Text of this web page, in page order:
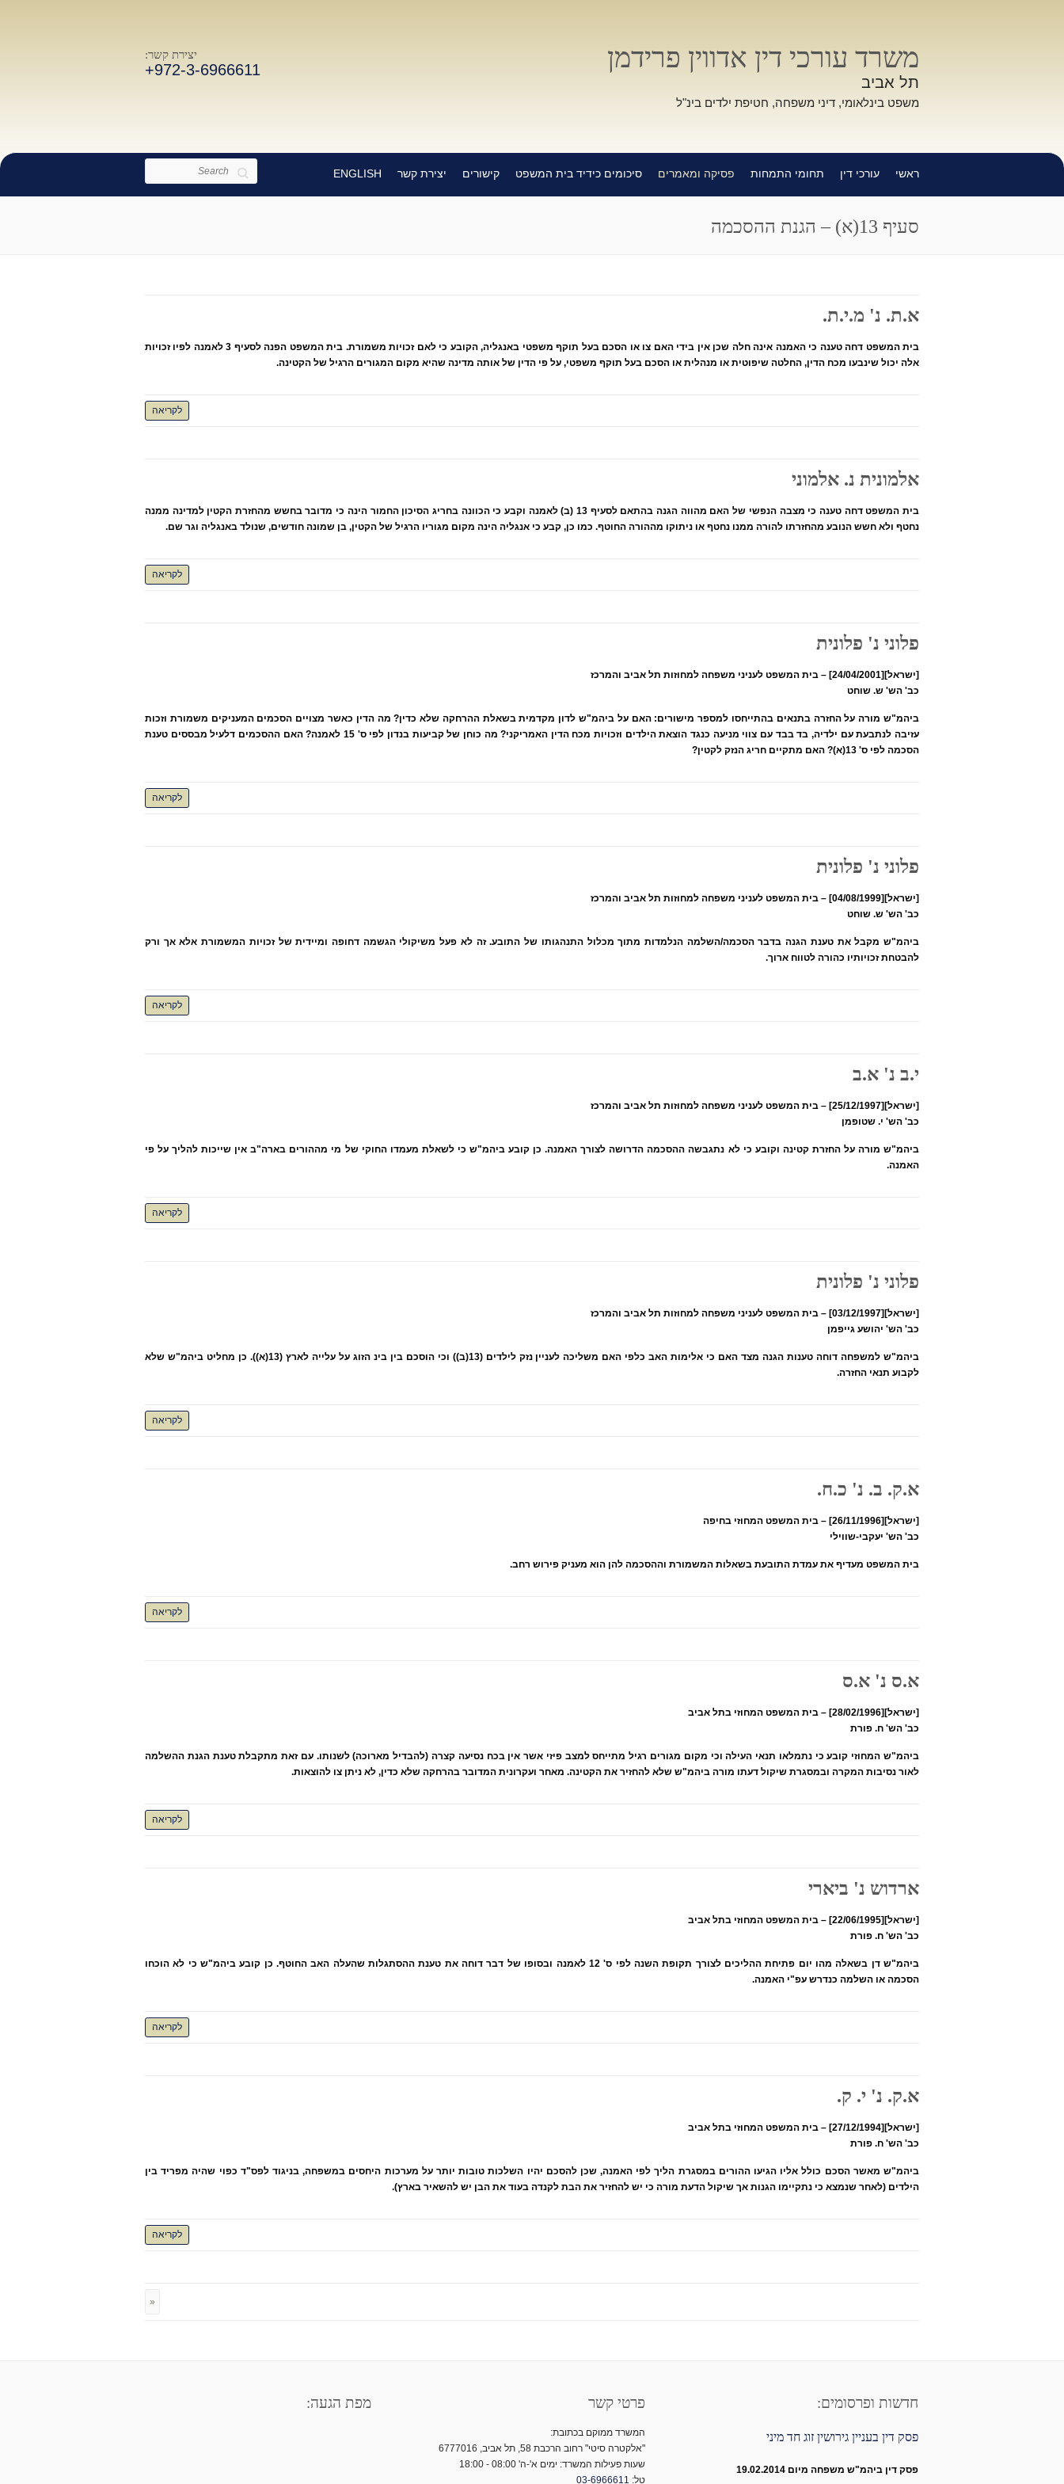
משרד עורכי דין אדווין פרידמן
תל אביב
משפט בינלאומי, דיני משפחה, חטיפת ילדים בינ"ל
יצירת קשר:
+972-3-6966611
Search
ראשי עורכי דין תחומי התמחות פסיקה ומאמרים סיכומים כידיד בית המשפט קישורים יצירת קשר ENGLISH
סעיף 13(א) – הגנת ההסכמה
א.ת. נ' מ.י.ת.
בית המשפט דחה טענה כי האמנה אינה חלה שכן אין בידי האם צו או הסכם בעל תוקף משפטי באנגליה, הקובע כי לאם זכויות משמורת. בית המשפט הפנה לסעיף 3 לאמנה לפיו זכויות
אלה יכול שינבעו מכח הדין, החלטה שיפוטית או מנהלית או הסכם בעל תוקף משפטי, על פי הדין של אותה מדינה שהיא מקום המגורים הרגיל של הקטינה.
לקריאה
אלמונית נ. אלמוני
בית המשפט דחה טענה כי מצבה הנפשי של האם מהווה הגנה בהתאם לסעיף 13 (ב) לאמנה וקבע כי הכוונה בחריג הסיכון החמור הינה כי מדובר בחשש מהחזרת הקטין למדינה ממנה
נחטף ולא חשש הנובע מהחזרתו להורה ממנו נחטף או ניתוקו מההורה החוטף. כמו כן, קבע כי אנגליה הינה מקום מגוריו הרגיל של הקטין, בן שמונה חודשים, שנולד באנגליה וגר שם.
לקריאה
פלוני נ' פלונית
[ישראל][24/04/2001] – בית המשפט לעניני משפחה למחוזות תל אביב והמרכז
כב' הש' ש. שוחט
ביהמ"ש מורה על החזרה בתנאים בהתייחסו למספר מישורים: האם על ביהמ"ש לדון מקדמית בשאלת ההרחקה שלא כדין? מה הדין כאשר מצויים הסכמים המעניקים משמורת וזכות
עזיבה לנתבעת עם ילדיה, בד בבד עם צווי מניעה כנגד הוצאת הילדים וזכויות מכח הדין האמריקני? מה כוחן של קביעות בנדון לפי ס' 15 לאמנה? האם ההסכמים דלעיל מבססים טענת
הסכמה לפי ס' 13(א)? האם מתקיים חריג הנזק לקטין?
לקריאה
פלוני נ' פלונית
[ישראל][04/08/1999] – בית המשפט לעניני משפחה למחוזות תל אביב והמרכז
כב' הש' ש. שוחט
ביהמ"ש מקבל את טענת הגנה בדבר הסכמה/השלמה הנלמדות מתוך מכלול התנהגותו של התובע. זה לא פעל משיקולי הגשמה דחופה ומיידית של זכויות המשמורת אלא אך ורק
להבטחת זכויותיו כהורה לטווח ארוך.
לקריאה
י.ב נ' א.ב
[ישראל][25/12/1997] – בית המשפט לעניני משפחה למחוזות תל אביב והמרכז
כב' הש' י. שטופמן
ביהמ"ש מורה על החזרת קטינה וקובע כי לא נתגבשה ההסכמה הדרושה לצורך האמנה. כן קובע ביהמ"ש כי לשאלת מעמדו החוקי של מי מההורים בארה"ב אין שייכות להליך על פי
האמנה.
לקריאה
פלוני נ' פלונית
[ישראל][03/12/1997] – בית המשפט לעניני משפחה למחוזות תל אביב והמרכז
כב' הש' יהושע גייפמן
ביהמ"ש למשפחה דוחה טענות הגנה מצד האם כי אלימות האב כלפי האם משליכה לעניין נזק לילדים (13(ב)) וכי הוסכם בין בינ הזוג על עלייה לארץ (13(א)). כן מחליט ביהמ"ש שלא
לקבוע תנאי החזרה.
לקריאה
א.ק. ב. נ' כ.ח.
[ישראל][26/11/1996] – בית המשפט המחוזי בחיפה
כב' הש' יעקבי-שווילי
בית המשפט מעדיף את עמדת התובעת בשאלות המשמורת וההסכמה להן הוא מעניק פירוש רחב.
לקריאה
א.ס נ' א.ס
[ישראל][28/02/1996] – בית המשפט המחוזי בתל אביב
כב' הש' ח. פורת
ביהמ"ש המחוזי קובע כי נתמלאו תנאי העילה וכי מקום מגורים רגיל מתייחס למצב פיזי אשר אין בכח נסיעה קצרה (להבדיל מארוכה) לשנותו. עם זאת מתקבלת טענת הגנת ההשלמה
לאור נסיבות המקרה ובמסגרת שיקול דעתו מורה ביהמ"ש שלא להחזיר את הקטינה. מאחר ועקרונית המדובר בהרחקה שלא כדין, לא ניתן צו להוצאות.
לקריאה
ארדוש נ' ביארי
[ישראל][22/06/1995] – בית המשפט המחוזי בתל אביב
כב' הש' ח. פורת
ביהמ"ש דן בשאלה מהו יום פתיחת ההליכים לצורך תקופת השנה לפי ס' 12 לאמנה ובסופו של דבר דוחה את טענת ההסתגלות שהעלה האב החוטף. כן קובע ביהמ"ש כי לא הוכחו
הסכמה או השלמה כנדרש עפ"י האמנה.
לקריאה
א.ק. נ' י. ק.
[ישראל][27/12/1994] – בית המשפט המחוזי בתל אביב
כב' הש' ח. פורת
ביהמ"ש מאשר הסכם כולל אליו הגיעו ההורים במסגרת הליך לפי האמנה, שכן להסכם יהיו השלכות טובות יותר על מערכות היחסים במשפחה, בניגוד לפס"ד כפוי שהיה מפריד בין
הילדים (לאחר שנמצא כי נתקיימו הגנות אך שיקול הדעת מורה כי יש להחזיר את הבת לקנדה בעוד את הבן יש להשאיר בארץ).
לקריאה
«
חדשות ופרסומים:
פסק דין בעניין גירושין זוג חד מיני
פסק דין ביהמ"ש משפחה מיום 19.02.2014
פרטי קשר
המשרד ממוקם בכתובת:
"אלקטרה סיטי" רחוב הרכבת 58, תל אביב, 6777016
שעות פעילות המשרד: ימים א'-ה' 08:00 - 18:00
טל: 03-6966611
מפת הגעה: